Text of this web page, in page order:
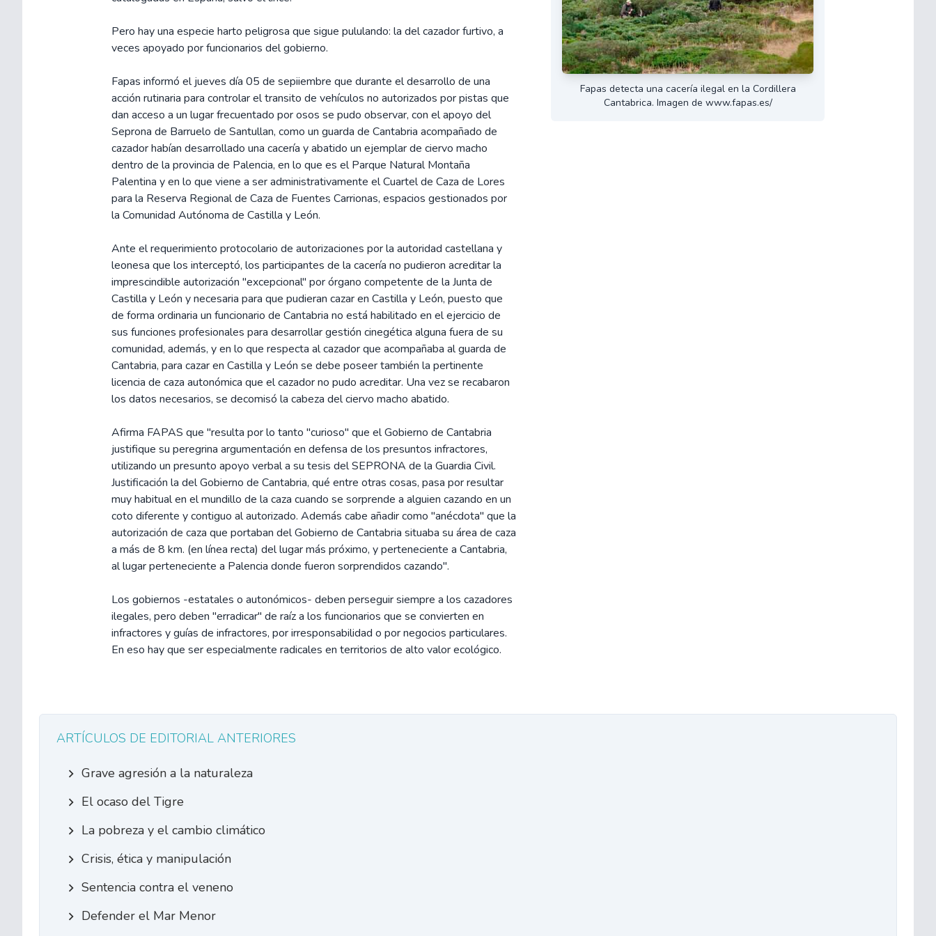
Pero hay una especie harto peligrosa que sigue pululando: la del cazador furtivo, a
veces apoyado por funcionarios del gobierno.
Fapas informó el jueves día 05 de sepiiembre que durante el desarrollo de una
acción rutinaria para controlar el transito de vehículos no autorizados por pistas que
dan acceso a un lugar frecuentado por osos se pudo observar, con el apoyo del
Seprona de Barruelo de Santullan, como un guarda de Cantabria acompañado de
cazador habían desarrollado una cacería y abatido un ejemplar de ciervo macho
dentro de la provincia de Palencia, en lo que es el Parque Natural Montaña
Palentina y en lo que viene a ser administrativamente el Cuartel de Caza de Lores
para la Reserva Regional de Caza de Fuentes Carrionas, espacios gestionados por
la Comunidad Autónoma de Castilla y León.
Ante el requerimiento protocolario de autorizaciones por la autoridad castellana y
leonesa que los interceptó, los participantes de la cacería no pudieron acreditar la
imprescindible autorización "excepcional" por órgano competente de la Junta de
Castilla y León y necesaria para que pudieran cazar en Castilla y León, puesto que
de forma ordinaria un funcionario de Cantabria no está habilitado en el ejercicio de
sus funciones profesionales para desarrollar gestión cinegética alguna fuera de su
comunidad, además, y en lo que respecta al cazador que acompañaba al guarda de
Cantabria, para cazar en Castilla y León se debe poseer también la pertinente
licencia de caza autonómica que el cazador no pudo acreditar. Una vez se recabaron
los datos necesarios, se decomisó la cabeza del ciervo macho abatido.
Afirma FAPAS que "resulta por lo tanto "curioso" que el Gobierno de Cantabria
justifique su peregrina argumentación en defensa de los presuntos infractores,
utilizando un presunto apoyo verbal a su tesis del SEPRONA de la Guardia Civil.
Justificación la del Gobierno de Cantabria, qué entre otras cosas, pasa por resultar
muy habitual en el mundillo de la caza cuando se sorprende a alguien cazando en un
coto diferente y contiguo al autorizado. Además cabe añadir como "anécdota" que la
autorización de caza que portaban del Gobierno de Cantabria situaba su área de caza
a más de 8 km. (en línea recta) del lugar más próximo, y perteneciente a Cantabria,
al lugar perteneciente a Palencia donde fueron sorprendidos cazando".
Los gobiernos -estatales o autonómicos- deben perseguir siempre a los cazadores
ilegales, pero deben "erradicar" de raíz a los funcionarios que se convierten en
infractores y guías de infractores, por irresponsabilidad o por negocios particulares.
En eso hay que ser especialmente radicales en territorios de alto valor ecológico.
Fapas detecta una cacería ilegal en la Cordillera
Cantabrica. Imagen de www.fapas.es/
ARTÍCULOS DE EDITORIAL ANTERIORES
Grave agresión a la naturaleza
El ocaso del Tigre
La pobreza y el cambio climático
Crisis, ética y manipulación
Sentencia contra el veneno
Defender el Mar Menor